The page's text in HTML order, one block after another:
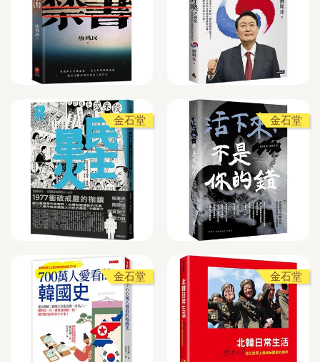
金石堂 金石堂
金石堂 金石堂